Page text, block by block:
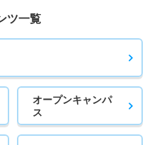
ツ一覧
オープンキャンパ
ス